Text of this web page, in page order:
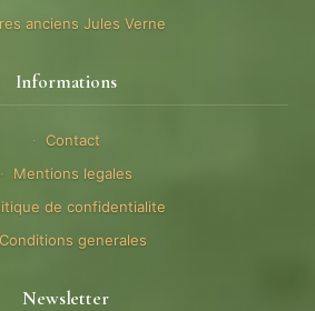
anciens Jules Verne
Informations
Contact
Mentions legales
de confidentialite
Conditions generales
Newsletter